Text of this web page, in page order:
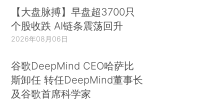
【大盘脉搏】早盘超3700只
个股收跌 AI链条震荡回升
2026年08月06日
谷歌DeepMind CEO哈萨比
斯卸任 转任DeepMind董事长
及谷歌首席科学家